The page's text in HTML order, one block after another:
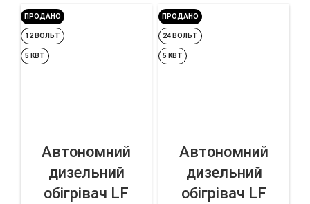
ПРОДАНО
12 ВОЛЬТ
5 КВТ
Автономний
дизельний
обігрівач LF
ПРОДАНО
24 ВОЛЬТ
5 КВТ
Автономний
дизельний
обігрівач LF